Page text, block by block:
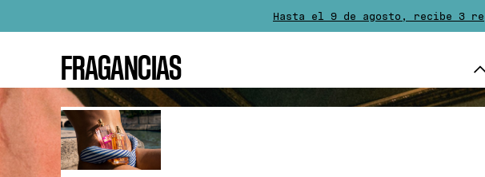
FRAGANCIAS
Hasta el 9 de agosto, recibe 3